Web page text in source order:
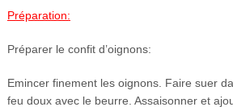
Préparation:
Préparer le confit d’oignons:
Emincer finement les oignons. Faire suer
feu doux avec le beurre. Assaisonner et